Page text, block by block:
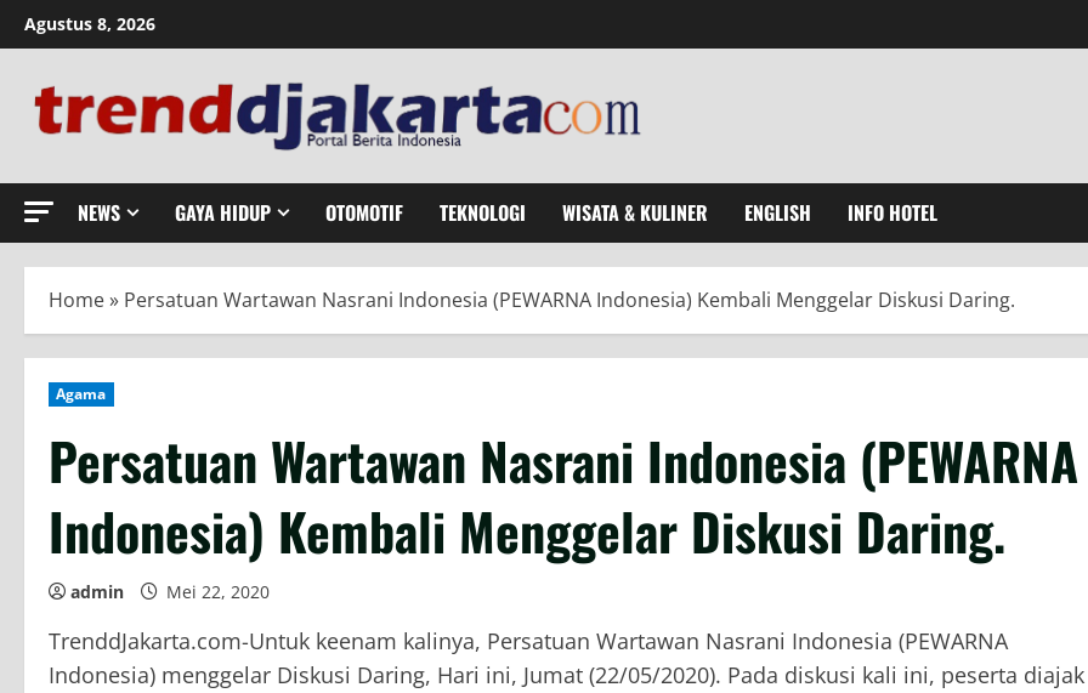
Skip
to
Agustus 8, 2026
NEWS GAYA HIDUP OTOMOTIF TEKNOLOGI WISATA & KULINER ENGLISH INFO HOTEL
Home» Persatuan Wartawan Nasrani Indonesia (PEWARNA Indonesia) Kembali Menggelar Diskusi Daring.
Agama
Persatuan Wartawan Nasrani Indonesia (PEWARNA
Indonesia) Kembali Menggelar Diskusi Daring.
admin Mei 22, 2020
TrenddJakarta.com-Untuk keenam kalinya, Persatuan Wartawan Nasrani Indonesia (PEWARNA
Indonesia) menggelar Diskusi Daring, Hari ini, Jumat (22/05/2020). Pada diskusi kali ini, peserta diajak